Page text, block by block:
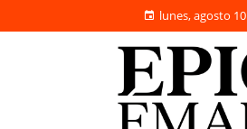
lunes, agosto 10